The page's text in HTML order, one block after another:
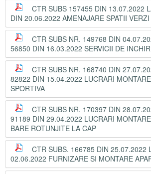
CTR SUBS 157455 DIN 13.07.2022
DIN 20.06.2022 AMENAJARE SPATII VERZI
CTR SUBS NR. 149768 DIN
56850 DIN 16.03.2022 SERVICII DE
CTR SUBS NR. 168740 DIN
82822 DIN 15.04.2022 LUCRARI
SPORTIVA
CTR SUBS NR. 170397 DIN
91189 DIN 29.04.2022 LUCRARI
BARE ROTUNJITE LA CAP
CTR SUBS. 166785 DIN 25.07.2022
02.06.2022 FURNIZARE SI MONTARE